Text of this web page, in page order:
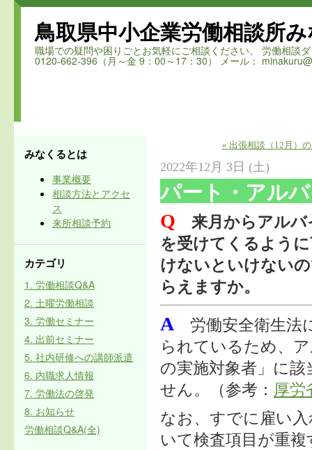
鳥取県中小企業労働相談所
職場での疑問や困りごとお気軽にご相談ください。 労働相
0120-662-396（月～金 9：00～17：30） メール：
みなくるとは
事業概要
相談方法とアクセ
ス
来所相談予約
カテゴリ
1. 労働相談Q&A
2. 土曜労働相談
3. 労働セミナー
4. 出前セミナー
5. 社内研修への講師派遣
6. 内職求人情報
7. 労働法の啓発
8. お知らせ
労働相談Q&A(全)
« 出張相談（12月）
2022年12月 3日 (土)
パート・アル
Q 来月からアルバ
を受けてくるよう
けないといけない
らえますか。
A
労働安全衛生法
られているため、
の実施対象者」に
せん。（参考： 厚労
なお、すでに雇い
いて検査項目が重